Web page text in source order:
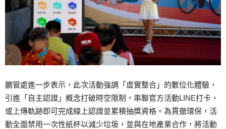
鵬管處進一步表示，此次活動強調「虛實整合」的數位化體驗，
引進「自主認證」概念打破時空限制，串聯官方活動LINE打卡，
或上傳軌跡即可完成線上認證並累積抽獎資格。為貫徹環保，活
動全面禁用一次性紙杯以減少垃圾，並與在地產業合作，將活動